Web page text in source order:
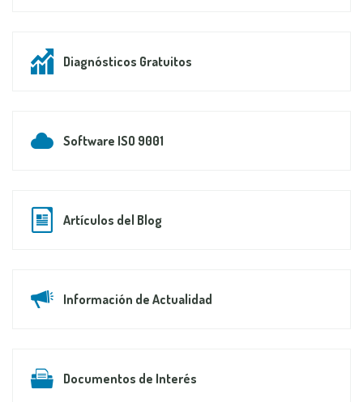
Diagnósticos Gratuitos
Software ISO 9001
Artículos del Blog
Información de Actualidad
Documentos de Interés